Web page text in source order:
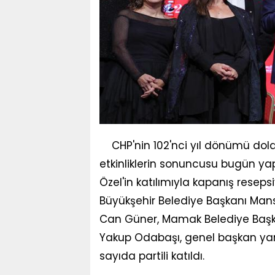
CHP'nin 102'nci yıl dönümü
etkinliklerin sonuncusu bugün
Özel'in katılımıyla kapanış
Büyükşehir Belediye Başkanı
Can Güner, Mamak Belediye
Yakup Odabaşı, genel başkan
sayıda partili katıldı.